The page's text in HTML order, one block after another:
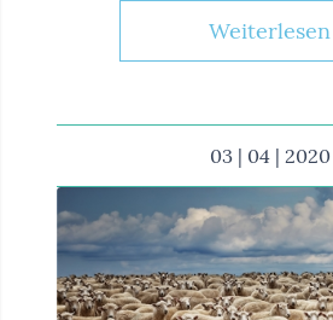
Weiterlesen
03 | 04 | 2020